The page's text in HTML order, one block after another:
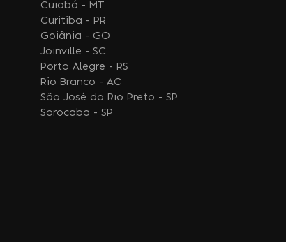
Cuiabá - MT
Curitiba - PR
Goiânia - GO
Joinville - SC
Porto Alegre - RS
Rio Branco - AC
São José do Rio Preto - SP
Sorocaba - SP